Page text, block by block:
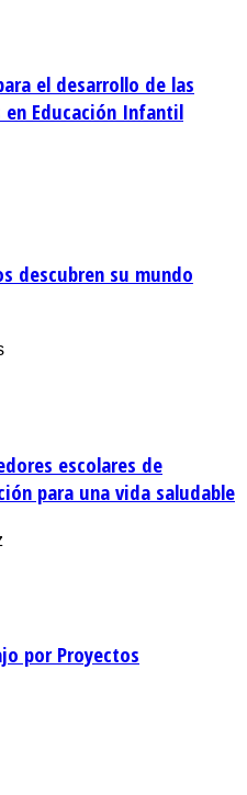
el desarrollo de las
Educación Infantil
descubren su mundo
escolares de
para una vida saludable
por Proyectos